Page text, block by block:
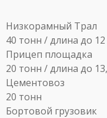
Низкорамный Трал
40 тонн / длина до
Прицеп площадка
20 тонн / длина до
Цементовоз
20 тонн
Бортовой грузовик